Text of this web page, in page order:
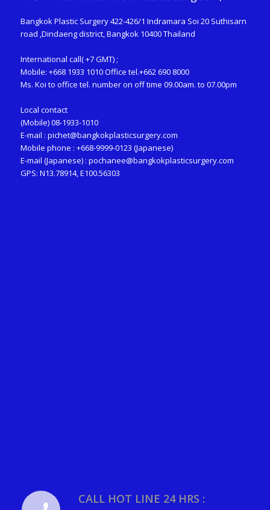
Bangkok Plastic Surgery 422-426/1 Indramara Soi 20 Suthisarn
road ,Dindaeng district, Bangkok 10400 Thailand
International call( +7 GMT) ;
Mobile: +668 1933 1010 Office tel.+662 690 8000
Ms. Koi to office tel. number on off time 09.00am. to 07.00pm
Local contact
(Mobile) 08-1933-1010
E-mail : pichet@bangkokplasticsurgery.com
Mobile phone : +668-9999-0123 (Japanese)
E-mail (Japanese) : pochanee@bangkokplasticsurgery.com
GPS: N13.78914, E100.56303
CALL HOT LINE 24 HRS :